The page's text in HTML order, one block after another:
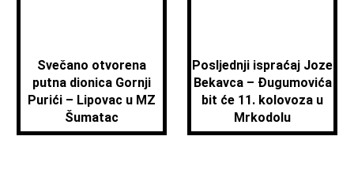
Svečano otvorena
putna dionica Gornji
Purići – Lipovac u MZ
Šumatac
Posljednji ispraćaj Joze
Bekavca – Đugumovića
bit će 11. kolovoza u
Mrkodolu